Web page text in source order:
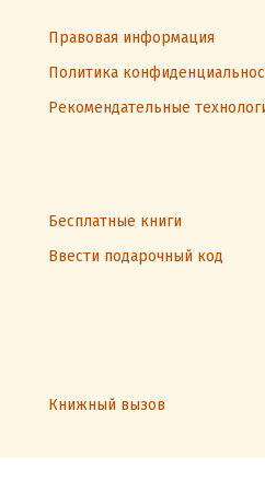
Правовая информация
Политика
Рекомендательные
Бесплатные книги
Ввести подарочный код
Книжный вызов